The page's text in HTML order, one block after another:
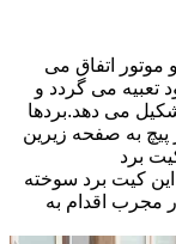
موتور اتفاق می
تعبیه می گردد و
می دهد.بردها
پیچ به صفحه زیرین
برد
کیت برد سوخته
مجرب اقدام به